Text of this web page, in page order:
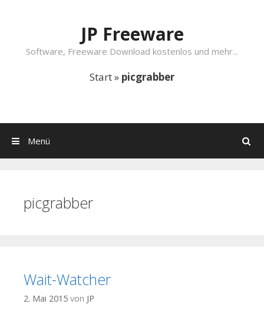
JP Freeware
Software, Freeware Download kostenlos und mehr...
Start» picgrabber
Suchen
Menü
picgrabber
Wait-Watcher
2. Mai 2015 von JP